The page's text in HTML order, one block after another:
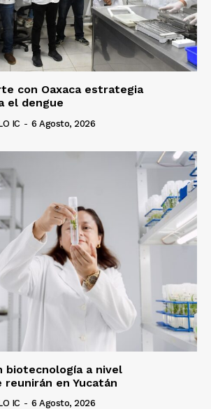
con Oaxaca estrategia
el dengue
IC - 6 Agosto, 2026
biotecnología a nivel
en Yucatán
IC - 6 Agosto, 2026